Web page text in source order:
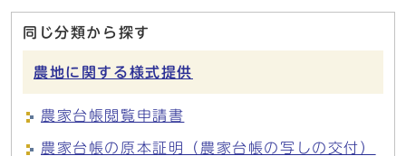
同じ分類から探す
農地に関する様式提供
農家台帳閲覧申請書
農家台帳の原本証明（農家台帳の写しの交付）